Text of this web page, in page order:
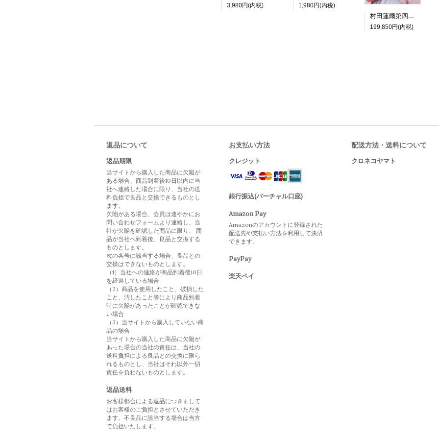
3,980円(内税) 1,980円(内税)
村田蓮爾第四画集限定版『futurelog limited edition』
199,850円(内税)
返品について
返品期限
当サイトから購入した商品に欠陥が
ある場合、商品到着後10日以内に当
社へ連絡した場合に限り、当社の送
料負担で良品と交換できるものとし
ます。
欠陥がある場合、会員は速やかにお
問い合わせフォームより連絡し、当
社が欠陥を確認した商品に限り、 商
品が当社へ到着後、良品と交換する
ものとします。
次の各号に該当する場合、良品との
交換はできないものとします。
（1）当社への連絡が商品到着後10日
を経過している場合
（2）商品を使用したこと、破損した
こと、汚したこと等により商品到着
時に欠陥があったことが確認できな
い場合
（3）当サイトから購入していない商
品の場合
当サイトから購入した商品に欠陥が
あった場合の当社の責任は、当社の
送料負担による良品との交換に限ら
れるものとし、当社はそれ以外一切
責任を負わないものとします。
返品送料
お客様都合による返品につきまして
はお客様のご負担とさせていただき
ます。不良品に該当する場合は当方
で負担いたします。
お支払い方法
クレジット
銀行振込(バーチャル口座)
Amazon Pay
Amazonのアカウントに登録された
配送先や支払い方法を利用して決済
できます。
PayPay
楽天ペイ
配送方法・送料について
クロネコヤマト